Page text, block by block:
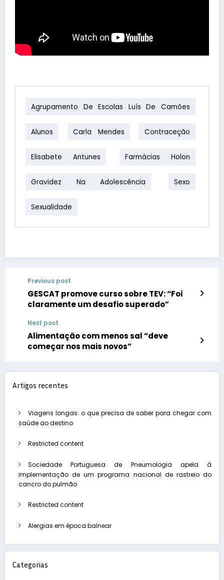
Agrupamento De Escolas Luís De Camões
Alunos Carla Mendes Contraceção
Elisabete Antunes Farmácias Holon
Gravidez Na Adolescência Sexo
Sexualidade
Previous post
GESCAT promove curso sobre TEV: “Foi
claramente um desafio superado”
Next post
Alimentação com menos sal “deve
começar nos mais novos”
Artigos recentes
Viagens longas: o que precisa de saber para chegar com
saúde ao destino
Restricted content
Sociedade Portuguesa de Pneumologia apela à
implementação de um programa nacional de rastreio do
cancro do pulmão
Restricted content
Alergias em época balnear
Categorias